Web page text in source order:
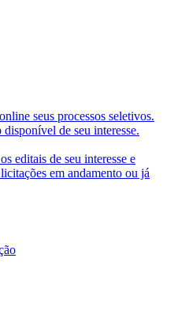
seus processos seletivos.
de seu interesse.
editais de seu interesse e
em andamento ou já